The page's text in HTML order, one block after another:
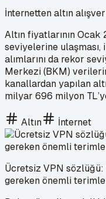
İnternetten altın
Altın fiyatlarının
seviyelerine ulaşması,
alımlarını da rekor
Merkezi (BKM)
kanallardan yapılan
milyar 696 milyon
Altın İnternet
Ücretsiz VPN
gereken önemli